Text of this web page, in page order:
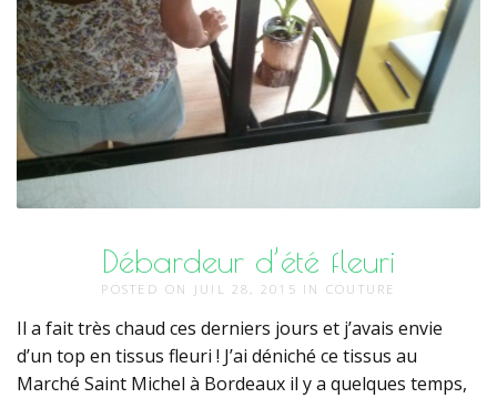
Débardeur d’été fleuri
POSTED ON JUIL 28, 2015 IN COUTURE
Il a fait très chaud ces derniers jours et j’avais envie
d’un top en tissus fleuri ! J’ai déniché ce tissus au
Marché Saint Michel à Bordeaux il y a quelques temps,